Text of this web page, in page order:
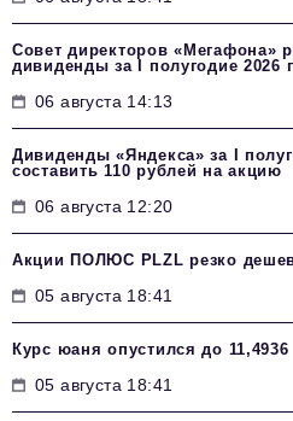
Совет директоров «Мегафона»
дивиденды за I полугодие 2026
06 августа 14:13
Дивиденды «Яндекса» за I
составить 110 рублей на акцию
06 августа 12:20
Акции ПОЛЮС PLZL резко
05 августа 18:41
Курс юаня опустился до 11,4936
05 августа 18:41